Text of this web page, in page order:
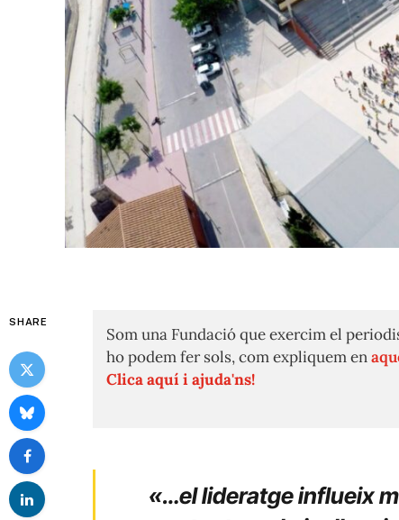
SHARE
Som una Fundació que exercim el
ho podem fer sols, com expliquem en
Clica aquí i ajuda'ns!
«…el lideratge influeix